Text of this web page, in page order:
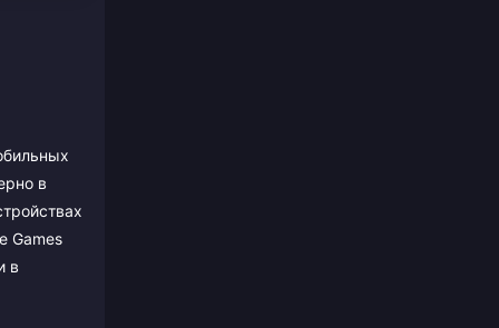
в
Games
в